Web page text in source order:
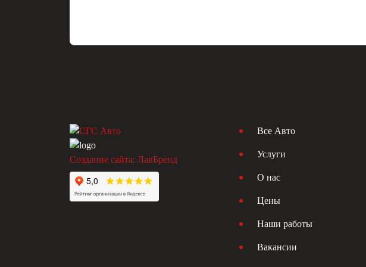
Создание сайта: ЛавБренд
Все Авто
Услуги
О нас
Цены
Наши работы
Вакансии